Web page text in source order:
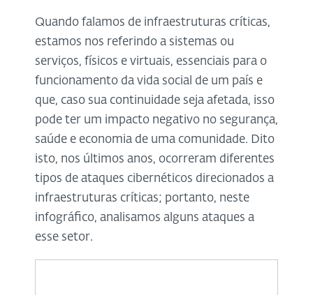
Quando falamos de infraestruturas críticas,
estamos nos referindo a sistemas ou
serviços, físicos e virtuais, essenciais para o
funcionamento da vida social de um país e
que, caso sua continuidade seja afetada, isso
pode ter um impacto negativo no segurança,
saúde e economia de uma comunidade. Dito
isto, nos últimos anos, ocorreram diferentes
tipos de ataques cibernéticos direcionados a
infraestruturas críticas; portanto, neste
infográfico, analisamos alguns ataques a
esse setor.